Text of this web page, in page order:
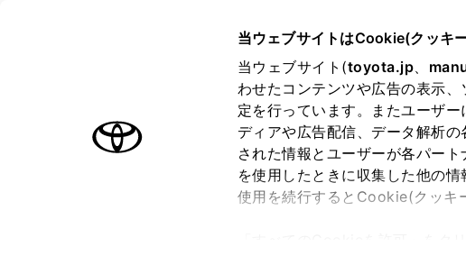
は必須です。
当ウェブサイトはCookie(クッキ
当ウェブサイト(toyota.jp、
わせたコンテンツや広告の表示
定を行っています。またユーザ
ディアや広告配信、データ解析
された情報とユーザーが各パー
を使用したときに収集した他の
使用を続行するとCookie(クッキ
中古車：見積り依頼
お客さま情報の入力